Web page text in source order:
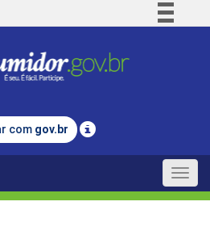
Comunica BR
Legislação
com gov.br
Toggle